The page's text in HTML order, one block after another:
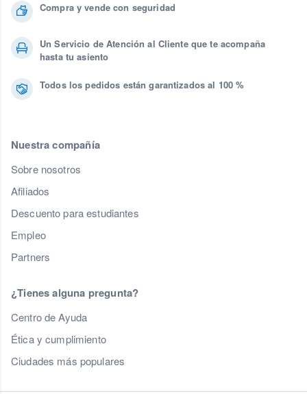
Compra y vende con seguridad
Un Servicio de Atención al Cliente que te acompaña
hasta tu asiento
Todos los pedidos están garantizados al 100 %
Nuestra compañía
Sobre nosotros
Afiliados
Descuento para estudiantes
Empleo
Partners
¿Tienes alguna pregunta?
Centro de Ayuda
Ética y cumplimiento
Ciudades más populares